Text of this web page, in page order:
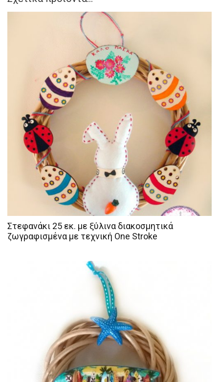
Στεφανάκι 25 εκ. με ξύλινα διακοσμητικά
ζωγραφισμένα με τεχνική One Stroke